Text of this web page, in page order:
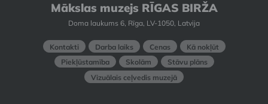
Mākslas muzejs RĪGAS BIRŽA
Doma laukums 6, Rīga, LV-1050, Latvija
Kontakti Darba laiks Cenas
Kā nokļūt
Piekļūstamība
Skolām
Stāvu plāns
Vizuālais ceļvedis muzejā